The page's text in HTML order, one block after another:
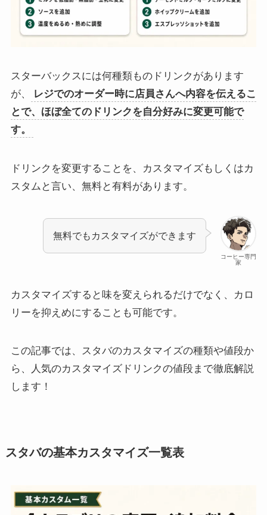
スターバックスには何種類ものドリンクがあります
が、
レジでのオーダー時に店員さんへ内容を伝えるこ
とで、ほぼ全てのドリンクを自分好みに変更可能で
す。
ドリンクを変更することを、カスタマイズもしくはカ
スタムと言い、無料と有料があります。
コーヒー専門
家
無料でもカスタマイズができます
カスタマイズすると味を変えられるだけでなく、
カロ
リーを抑えめにすることも可能です。
この記事では、スタバのカスタマイズの種類や値段か
ら、人気のカスタマイズドリンクの値段まで徹底解説
します！
スタバの基本カスタマイズ一覧表